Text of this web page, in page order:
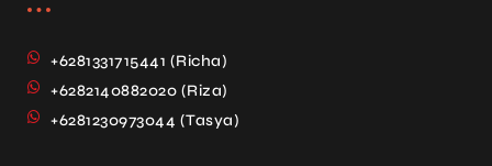
+6281331715441 (Richa)
+6282140882020 (Riza)
+6281230973044 (Tasya)